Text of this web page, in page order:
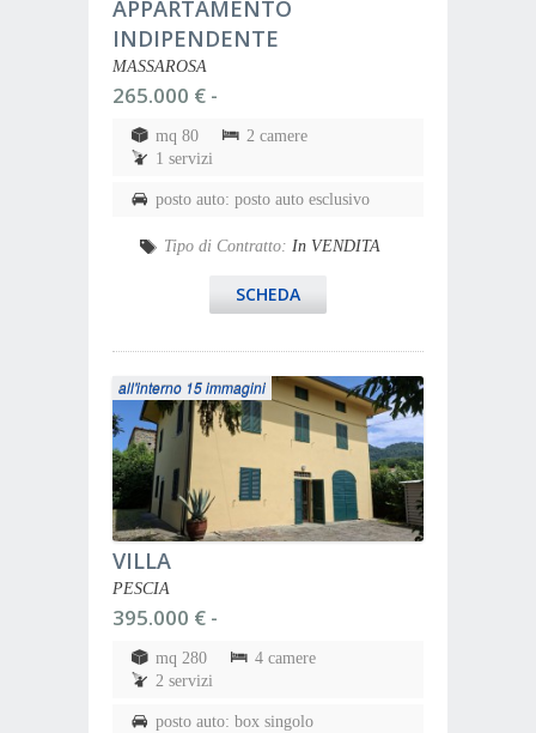
APPARTAMENTO
INDIPENDENTE
MASSAROSA
265.000 € -
mq 80
2 camere
1 servizi
posto auto: posto auto esclusivo
Tipo di Contratto: In VENDITA
SCHEDA
all'interno 15 immagini
VILLA
PESCIA
395.000 € -
mq 280
4 camere
2 servizi
posto auto: box singolo